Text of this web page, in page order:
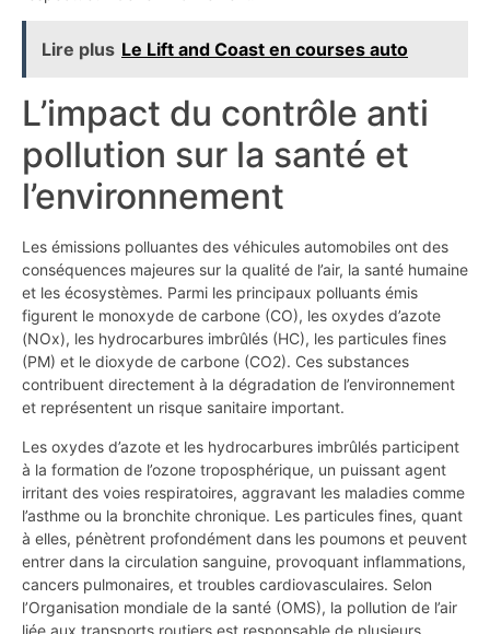
Lire plus Le Lift and Coast en courses auto
L’impact du contrôle anti
pollution sur la santé et
l’environnement
Les émissions polluantes des véhicules automobiles ont des
conséquences majeures sur la qualité de l’air, la santé humaine
et les écosystèmes. Parmi les principaux polluants émis
figurent le monoxyde de carbone (CO), les oxydes d’azote
(NOx), les hydrocarbures imbrûlés (HC), les particules fines
(PM) et le dioxyde de carbone (CO2). Ces substances
contribuent directement à la dégradation de l’environnement
et représentent un risque sanitaire important.
Les oxydes d’azote et les hydrocarbures imbrûlés participent
à la formation de l’ozone troposphérique, un puissant agent
irritant des voies respiratoires, aggravant les maladies comme
l’asthme ou la bronchite chronique. Les particules fines, quant
à elles, pénètrent profondément dans les poumons et peuvent
entrer dans la circulation sanguine, provoquant inflammations,
cancers pulmonaires, et troubles cardiovasculaires. Selon
l’Organisation mondiale de la santé (OMS), la pollution de l’air
liée aux transports routiers est responsable de plusieurs